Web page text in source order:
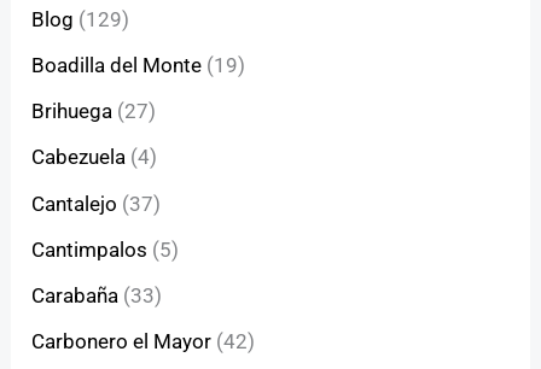
Blog (129)
Boadilla del Monte (19)
Brihuega (27)
Cabezuela (4)
Cantalejo (37)
Cantimpalos (5)
Carabaña (33)
Carbonero el Mayor (42)